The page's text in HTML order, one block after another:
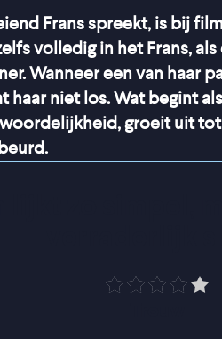
Frans spreekt, is bij
volledig in het Frans,
Wanneer een van haar
haar niet los. Wat begint
groeit uit